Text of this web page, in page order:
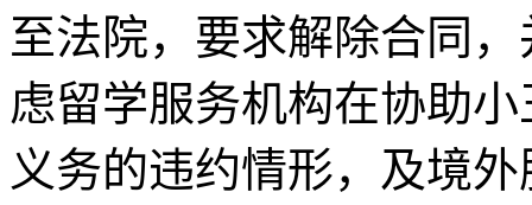
至法院，要求解除合同
虑留学服务机构在协助
义务的违约情形，及境